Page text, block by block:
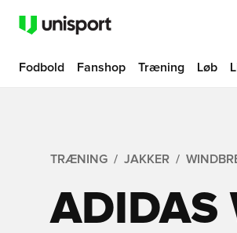
Fodbold Fanshop Træning Løb
TRÆNING JAKKER
ADIDAS